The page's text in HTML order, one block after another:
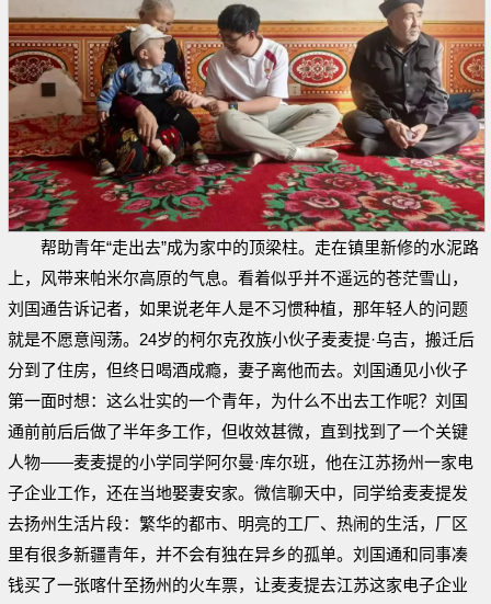
帮助青年“走出去”成为家中的顶梁柱。走在镇里新修的水泥路
上，风带来帕米尔高原的气息。看着似乎并不遥远的苍茫雪山，
刘国通告诉记者，如果说老年人是不习惯种植，那年轻人的问题
就是不愿意闯荡。24岁的柯尔克孜族小伙子麦麦提·乌吉，搬迁后
分到了住房，但终日喝酒成瘾，妻子离他而去。刘国通见小伙子
第一面时想：这么壮实的一个青年，为什么不出去工作呢？刘国
通前前后后做了半年多工作，但收效甚微，直到找到了一个关键
人物——麦麦提的小学同学阿尔曼·库尔班，他在江苏扬州一家电
子企业工作，还在当地娶妻安家。微信聊天中，同学给麦麦提发
去扬州生活片段：繁华的都市、明亮的工厂、热闹的生活，厂区
里有很多新疆青年，并不会有独在异乡的孤单。刘国通和同事凑
钱买了一张喀什至扬州的火车票，让麦麦提去江苏这家电子企业